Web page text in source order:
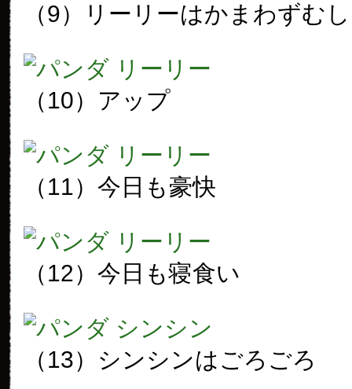
（9）リーリーはかまわずむ
（10）アップ
（11）今日も豪快
（12）今日も寝食い
（13）シンシンはごろごろ